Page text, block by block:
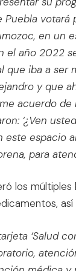
en un
el año 2022
iba a ser
y que
acuerdo
‘¿Ven
este
para
los
‘Salud